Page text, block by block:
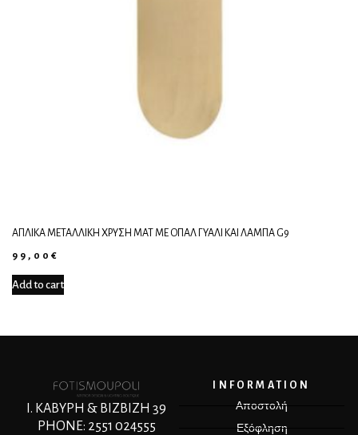
ΑΠΛΊΚΑ ΜΕΤΑΛΛΙΚΉ ΧΡΥΣΉ ΜΑΤ ΜΕ ΟΠΑΛ ΓΥΑΛΊ ΚΑΙ ΛΆΜΠΑ G9
99,00 €
Add to cart
Ι. ΚΑΒΥΡΗ & ΒΙΖΒΙΖΗ 39
PHONE: 2551 024555
INFORMATION
Αποστολή
Εξόφληση